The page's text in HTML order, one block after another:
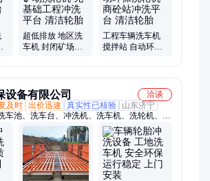
超低排放 地区洗
车机 封闭矿场洗
工程车辆洗车机
搅拌站 自动环保
设备有限公司
洽谈
及时 出价迅速 真实性已核验
山东济宁
车池、洗车台、冲洗机、洗车机、洗轮机、冲
、冲洗设备、轮胎装置、轮胎设备、工地冲洗
工程冲洗台、抑尘除、洗车房、洗车槽、洗车
洗车设备、清洗平台、洗车装置、垃圾填埋
、水泥搅拌施工